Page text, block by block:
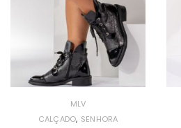
MLV
CALÇADO, SENHORA